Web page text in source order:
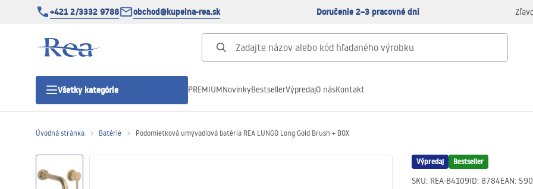
+421 2/3332 9788 obchod@kupelna-rea.sk Doručenie 2–3 pracovné dni
Všetky kategórie
Sprchové dvere
PREMIUMNovinkyBestsellerVýpredajO násKontakt
Úvodná stránka Batérie Podomietková umývadlová batéria REA LUNGO Long Gold Brush + BOX
Výpredaj Bestseller
SKU: REA-B4109ID: 8784EAN: